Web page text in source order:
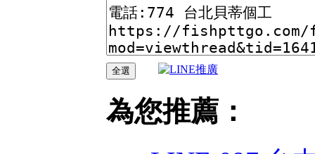
為您推薦：